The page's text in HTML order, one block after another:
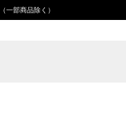
（一部商品除く）
鼻眼鏡のおじ